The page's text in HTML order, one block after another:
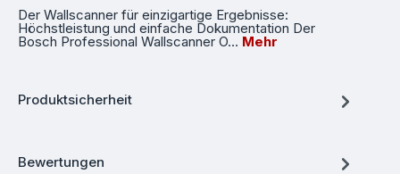
Der Wallscanner für einzigartige Ergebnisse:
Höchstleistung und einfache Dokumentation Der
Bosch Professional Wallscanner O… Mehr
Produktsicherheit
Bewertungen